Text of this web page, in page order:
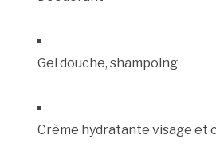
Gel douche, shampoing
Crème hydratante visage et